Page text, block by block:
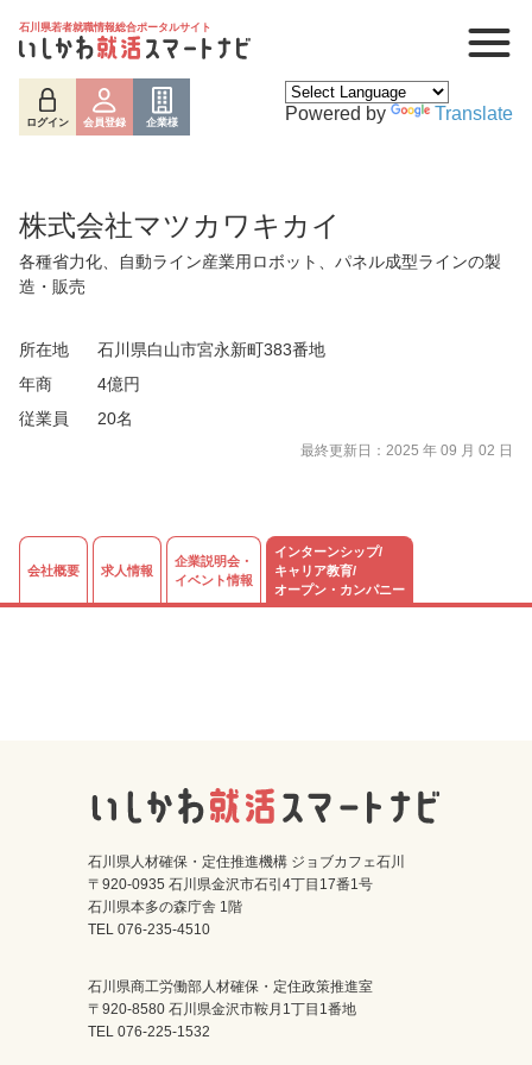
石川県若者就職情報総合ポータルサイト
ログイン 会員登録 企業様 Powered by Translate
株式会社マツカワキカイ
各種省力化、自動ライン産業用ロボット、パネル成型ラインの製
造・販売
所在地
石川県白山市宮永新町383番地
年商
4億円
従業員
20名
最終更新日：2025 年 09 月 02 日
会社概要 求人情報
企業説明会・
イベント情報
インターンシップ/
キャリア教育/
オープン・カンパニー
石川県人材確保・定住推進機構 ジョブカフェ石川
〒920-0935 石川県金沢市石引4丁目17番1号
石川県本多の森庁舎 1階
TEL 076-235-4510
石川県商工労働部人材確保・定住政策推進室
〒920-8580 石川県金沢市鞍月1丁目1番地
TEL 076-225-1532